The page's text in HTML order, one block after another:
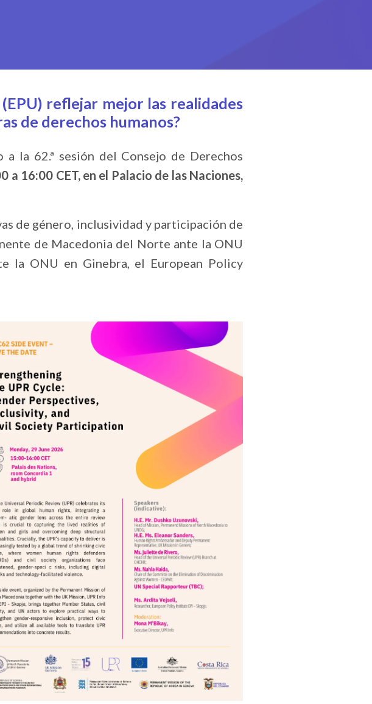
reflejar mejor las realidades
de derechos humanos?
la 62.ª sesión del Consejo de Derechos
a 16:00 CET, en el Palacio de las Naciones,
de género, inclusividad y participación de
de Macedonia del Norte ante la ONU
la ONU en Ginebra, el European Policy